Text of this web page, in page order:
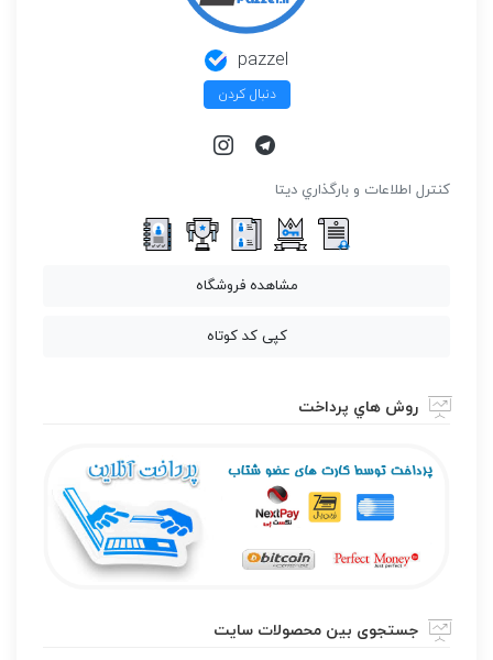
pazzel
دنبال کردن
كنترل اطلاعات و بارگذاري ديتا
مشاهده فروشگاه
کپی کد کوتاه
روش هاي پرداخت
جستجوی بین محصولات سایت